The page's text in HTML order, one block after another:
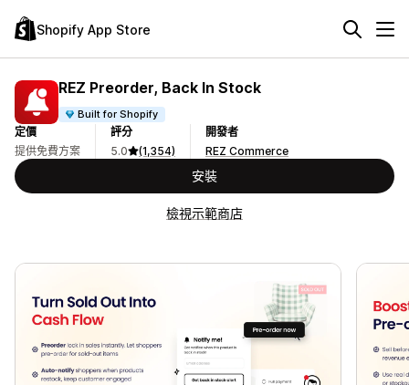
Shopify App Store
REZ Preorder, Back In Stock
Built for Shopify
定價
提供免費方案
評分
5.0
(1,354)
開發者
REZ Commerce
安裝
檢視示範商店